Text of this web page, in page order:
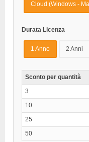
Cloud (Windows -
Durata Licenza
1 Anno 2 Anni
Sconto per quantità
3
10
25
50